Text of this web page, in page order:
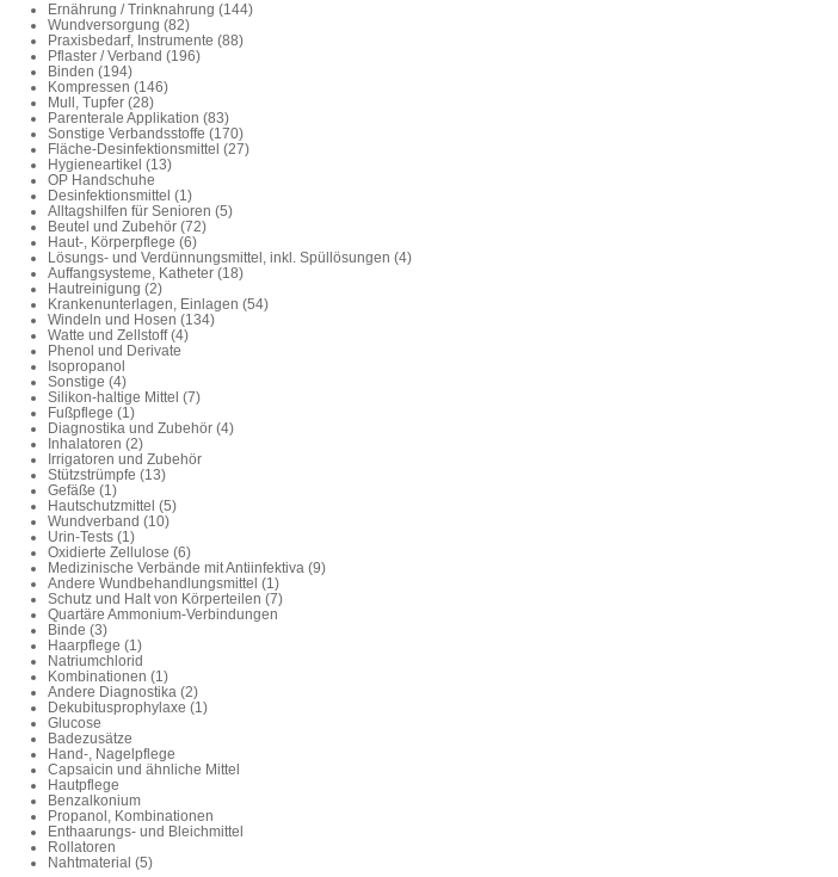
Ernährung / Trinknahrung (144)
Wundversorgung (82)
Praxisbedarf, Instrumente (88)
Pflaster / Verband (196)
Binden (194)
Kompressen (146)
Mull, Tupfer (28)
Parenterale Applikation (83)
Sonstige Verbandsstoffe (170)
Fläche-Desinfektionsmittel (27)
Hygieneartikel (13)
OP Handschuhe
Desinfektionsmittel (1)
Alltagshilfen für Senioren (5)
Beutel und Zubehör (72)
Haut-, Körperpflege (6)
Lösungs- und Verdünnungsmittel, inkl. Spüllösungen (4)
Auffangsysteme, Katheter (18)
Hautreinigung (2)
Krankenunterlagen, Einlagen (54)
Windeln und Hosen (134)
Watte und Zellstoff (4)
Phenol und Derivate
Isopropanol
Sonstige (4)
Silikon-haltige Mittel (7)
Fußpflege (1)
Diagnostika und Zubehör (4)
Inhalatoren (2)
Irrigatoren und Zubehör
Stützstrümpfe (13)
Gefäße (1)
Hautschutzmittel (5)
Wundverband (10)
Urin-Tests (1)
Oxidierte Zellulose (6)
Medizinische Verbände mit Antiinfektiva (9)
Andere Wundbehandlungsmittel (1)
Schutz und Halt von Körperteilen (7)
Quartäre Ammonium-Verbindungen
Binde (3)
Haarpflege (1)
Natriumchlorid
Kombinationen (1)
Andere Diagnostika (2)
Dekubitusprophylaxe (1)
Glucose
Badezusätze
Hand-, Nagelpflege
Capsaicin und ähnliche Mittel
Hautpflege
Benzalkonium
Propanol, Kombinationen
Enthaarungs- und Bleichmittel
Rollatoren
Nahtmaterial (5)